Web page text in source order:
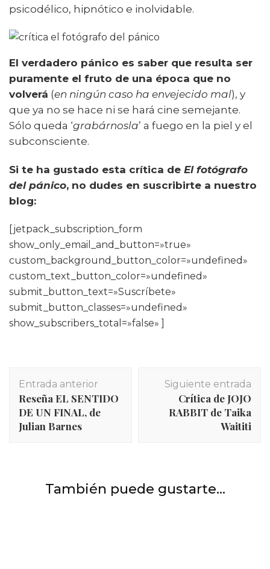
psicodélico, hipnótico e inolvidable.
El verdadero pánico es saber que resulta ser
puramente el fruto de una época que no
volverá (en ningún caso ha envejecido mal), y
que ya no se hace ni se hará cine semejante.
Sólo queda ‘grabárnosla’ a fuego en la piel y el
subconsciente.
Si te ha gustado esta crítica de El fotógrafo
del pánico, no dudes en suscribirte a nuestro
blog:
[jetpack_subscription_form
show_only_email_and_button=»true»
custom_background_button_color=»undefined»
custom_text_button_color=»undefined»
submit_button_text=»Suscríbete»
submit_button_classes=»undefined»
show_subscribers_total=»false» ]
de
entradas
Entrada anterior
Reseña EL SENTIDO
DE UN FINAL, de
Julian Barnes
Siguiente entrada
Crítica de JOJO
RABBIT de Taika
Waititi
También puede gustarte...
Películas y series Series
THE OFFICE: especial episodios de Navidad.
Series